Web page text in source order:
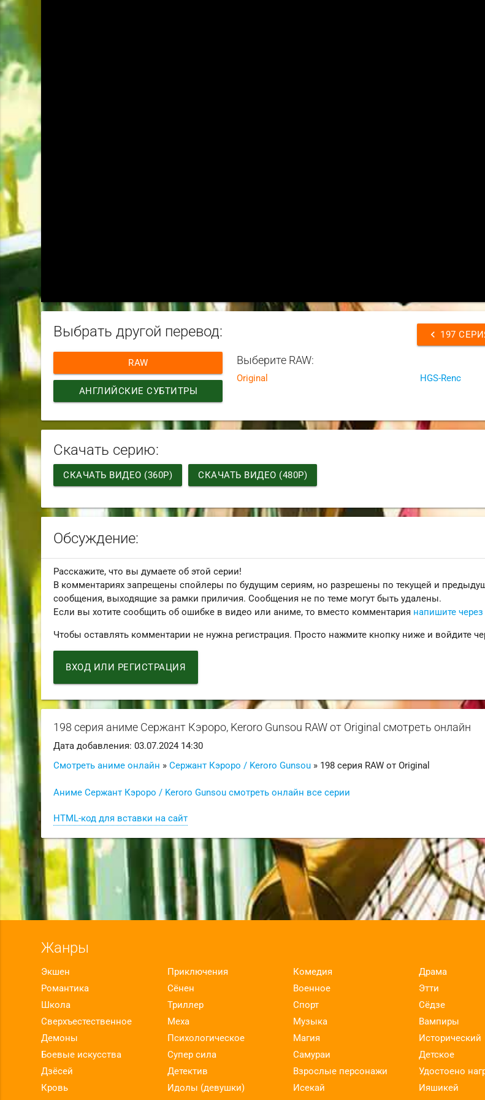
chevron_left 197
Выбрать другой перевод:
RAW
АНГЛИЙСКИЕ СУБТИТРЫ
Выберите RAW:
Original HGS-Renc
Скачать серию:
СКАЧАТЬ ВИДЕО (360P) СКАЧАТЬ ВИДЕО (480P)
Обсуждение:
Расскажите, что вы думаете об этой серии!
В комментариях запрещены спойлеры по будущим сериям, но разрешены по текущей и
сообщения, выходящие за рамки приличия. Сообщения не по теме могут быть удалены.
Если вы хотите сообщить об ошибке в видео или аниме, то вместо комментария напишите
Чтобы оставлять комментарии не нужна регистрация. Просто нажмите кнопку ниже и войдите
ВХОД ИЛИ РЕГИСТРАЦИЯ
198 серия аниме Сержант Кэроро, Keroro Gunsou RAW от Original смотреть онлайн
Дата добавления: 03.07.2024 14:30
Смотреть аниме онлайн »Сержант Кэроро / Keroro Gunsou » 198 серия RAW от Original
Аниме Сержант Кэроро / Keroro Gunsou смотреть онлайн все серии
HTML-код для вставки на сайт
Жанры
Экшен Приключения Комедия Драма
Романтика
Сёнен Военное Этти
Школа
Триллер Спорт Сёдзе
Сверхъестественное
Меха Музыка Вампиры
Демоны
Психологическое Магия Исторический
Боевые искусства
Супер сила Самураи Детское
Дзёсей
Детектив Взрослые персонажи Удостоено
Кровь
Идолы (девушки) Исекай Ияшикей